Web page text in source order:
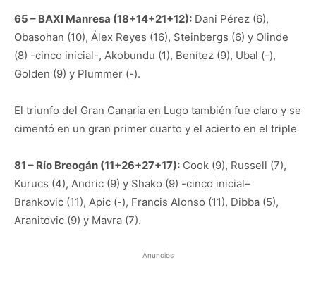
65 – BAXI Manresa (18+14+21+12): Dani Pérez (6),
Obasohan (10), Álex Reyes (16), Steinbergs (6) y Olinde
(8) -cinco inicial-, Akobundu (1), Benítez (9), Ubal (-),
Golden (9) y Plummer (-).
El triunfo del Gran Canaria en Lugo también fue claro y se
cimentó en un gran primer cuarto y el acierto en el triple
81 – Río Breogán (11+26+27+17): Cook (9), Russell (7),
Kurucs (4), Andric (9) y Shako (9) -cinco inicial–
Brankovic (11), Apic (-), Francis Alonso (11), Dibba (5),
Aranitovic (9) y Mavra (7).
Anuncios